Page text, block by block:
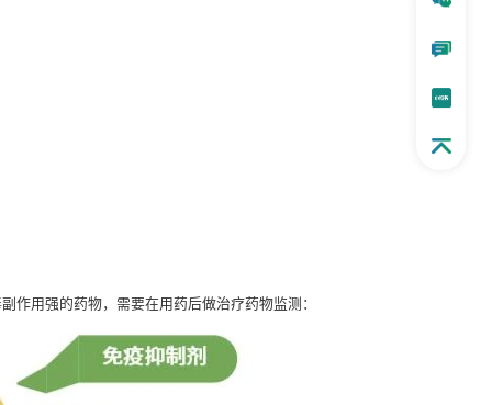
作用强的药物，需要在用药后做治疗药物监测：